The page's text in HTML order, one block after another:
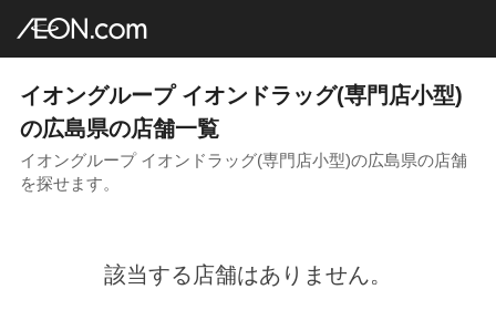
イオングループ店舗一覧
イオングループ イオンドラッグ(専門店小型)
の広島県の店舗一覧
イオングループ イオンドラッグ(専門店小型)の広島県の店舗
を探せます。
該当する店舗はありません。